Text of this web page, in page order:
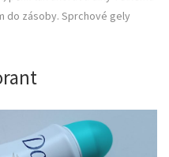
do zásoby. Sprchové gely